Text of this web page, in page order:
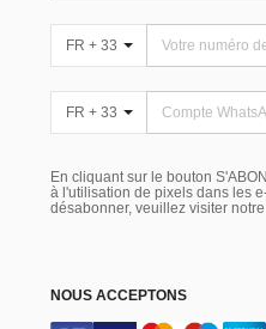
FR + 33
FR + 33
En cliquant sur le bouton
à l'utilisation de pixels dans les
désabonner, veuillez visiter notre
NOUS ACCEPTONS